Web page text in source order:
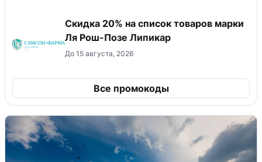
Скидка 20% на список товаров марки
Ля Рош-Позе Липикар
До 15 августа, 2026
Все промокоды